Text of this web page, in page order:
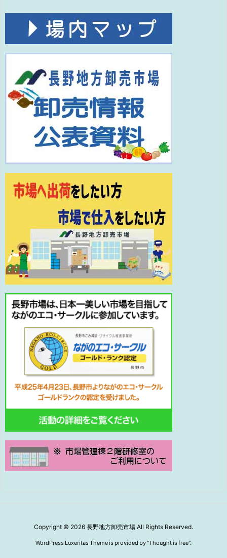
Copyright © 2026 長野地方卸売市場 All Rights Reserved.
WordPress Luxeritas Theme is provided by "Thought is free".